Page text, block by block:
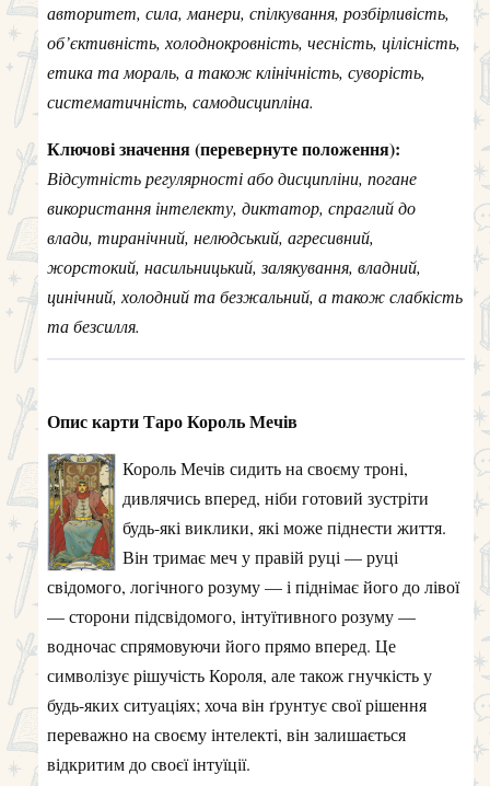
авторитет, сила, манери, спілкування, розбірливість,
об’єктивність, холоднокровність, чесність, цілісність,
етика та мораль, а також клінічність, суворість,
систематичність, самодисципліна.
Ключові значення (перевернуте положення):
Відсутність регулярності або дисципліни, погане
використання інтелекту, диктатор, спраглий до
влади, тиранічний, нелюдський, агресивний,
жорстокий, насильницький, залякування, владний,
цинічний, холодний та безжальний, а також слабкість
та безсилля.
Опис карти Таро Король Мечів
Король Мечів сидить на своєму троні,
дивлячись вперед, ніби готовий зустріти
будь-які виклики, які може піднести життя.
Він тримає меч у правій руці — руці
свідомого, логічного розуму — і піднімає його до лівої
— сторони підсвідомого, інтуїтивного розуму —
водночас спрямовуючи його прямо вперед. Це
символізує рішучість Короля, але також гнучкість у
будь-яких ситуаціях; хоча він ґрунтує свої рішення
переважно на своєму інтелекті, він залишається
відкритим до своєї інтуїції.